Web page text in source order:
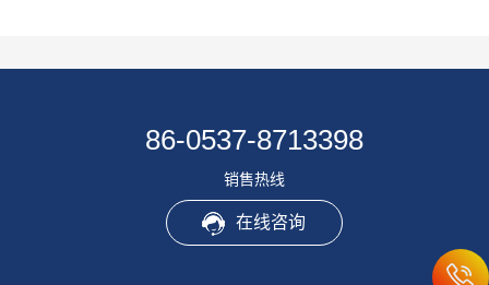
86-0537-8713398
销售热线
在线咨询